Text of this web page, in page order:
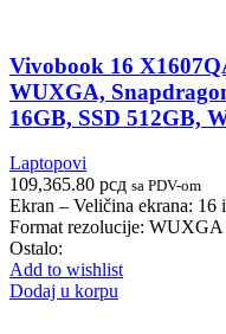
Vivobook 16
WUXGA,
16GB, SSD 512GB,
Laptopovi
109,365.80 рсд sa PDV-om
Ekran – Veličina ekrana: 16
Format rezolucije: WUXGA
Ostalo:
Add to wishlist
Dodaj u korpu